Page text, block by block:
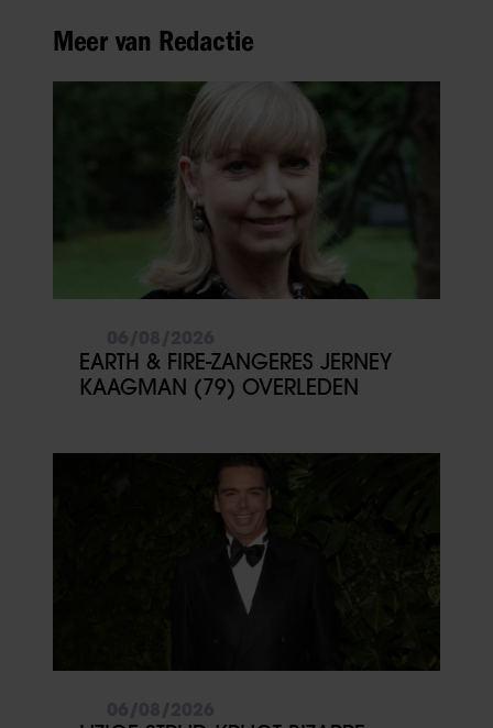
Meer van Redactie
EARTH & FIRE-ZANGERES JERNEY
KAAGMAN (79) OVERLEDEN